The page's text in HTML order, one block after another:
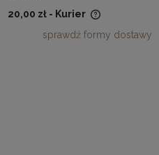
20,00 zł - Kurier
sprawdź formy dostawy